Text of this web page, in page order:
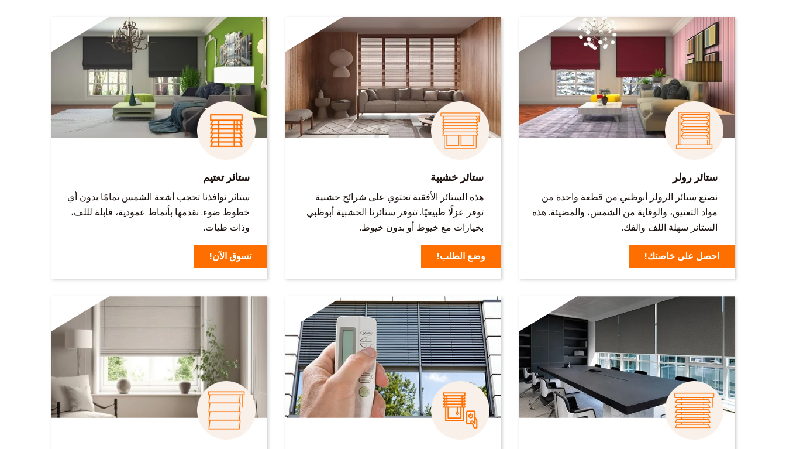
ستائر تعتيم
ستائر نوافذنا تحجب أشعة الشمس تمامًا بدون أي
خطوط ضوء. نقدمها بأنماط عمودية، قابلة لللف،
وذات طيات.
تسوق الآن!
ستائر خشبية
هذه الستائر الأفقية تحتوي على شرائح خشبية
توفر عزلًا طبيعيًا. تتوفر ستائرنا الخشبية أبوظبي
بخيارات مع خيوط أو بدون خيوط.
وضع الطلب!
ستائر رولر
نصنع ستائر الرولر أبوظبي من قطعة واحدة من
مواد التعتيق، والوقاية من الشمس، والمضيئة. هذه
الستائر سهلة اللف والفك.
احصل على خاصتك!